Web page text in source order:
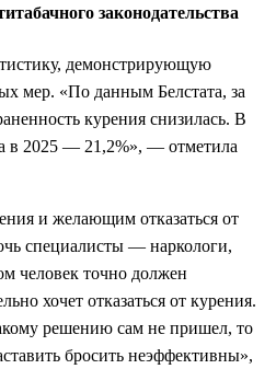
законодательства
демонстрирующую
мер. «По данным Белстата, за
курения снизилась. В
в 2025 — 21,2%», — отметила
и желающим отказаться от
специалисты — наркологи,
человек точно должен
хочет отказаться от курения.
решению сам не пришел, то
бросить неэффективны»,